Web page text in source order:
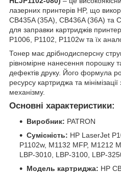
лазерних принтерів HP, що
CB435A (35A), CB436A (36A) та
для заправки картриджів
P1006, P1102, P1102w та їх
Тонер має дрібнодисперсну
рівномірне нанесення порошку
дефектів друку. Його формула
ресурсу картриджа та
механізму.
Основні характеристики:
Виробник: PATRON
Сумісність: HP LaserJet
P1102w, M1132 MFP, M1212
LBP-3010, LBP-3100, LBP-
Модель картриджа: HP